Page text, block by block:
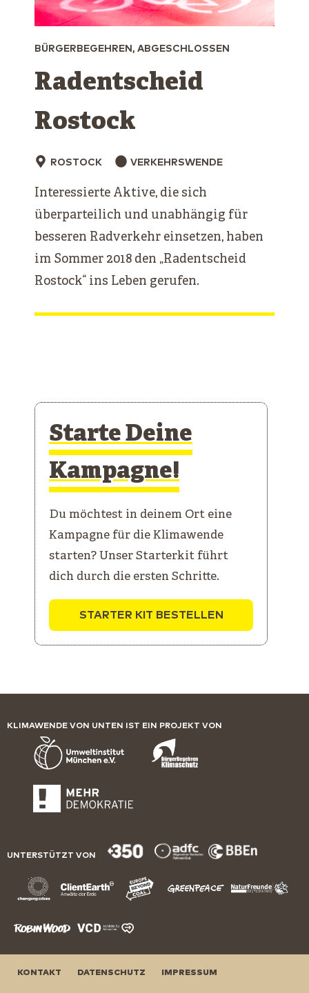
BÜRGERBEGEHREN, ABGESCHLOSSEN
Radentscheid
Rostock
ROSTOCK VERKEHRSWENDE
Interessierte Aktive, die sich
überparteilich und unabhängig für
besseren Radverkehr einsetzen, haben
im Sommer 2018 den „Radentscheid
Rostock“ ins Leben gerufen.
Starte Deine
Kampagne!
Du möchtest in deinem Ort eine
Kampagne für die Klimawende
starten? Unser Starterkit führt
dich durch die ersten Schritte.
STARTER KIT BESTELLEN
KLIMAWENDE VON UNTEN IST EIN PROJEKT VON
UNTERSTÜTZT VON
KONTAKT DATENSCHUTZ IMPRESSUM